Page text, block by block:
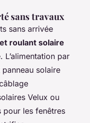
sans travaux
sans arrivée
roulant solaire
par
solaire
Velux ou
pour les fenêtres